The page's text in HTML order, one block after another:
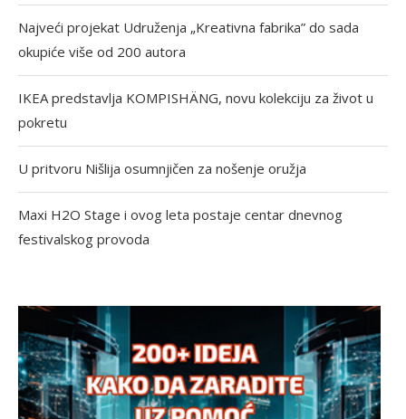
Najveći projekat Udruženja „Kreativna fabrika” do sada
okupiće više od 200 autora
IKEA predstavlja KOMPISHÄNG, novu kolekciju za život u
pokretu
U pritvoru Nišlija osumnjičen za nošenje oružja
Maxi H2O Stage i ovog leta postaje centar dnevnog
festivalskog provoda